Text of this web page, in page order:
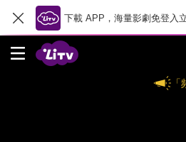
下載 APP，海量影劇免登入